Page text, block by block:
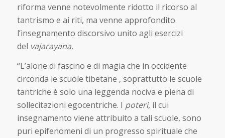
riforma venne notevolmente ridotto il ricorso al
tantrismo e ai riti, ma venne approfondito
l’insegnamento discorsivo unito agli esercizi
del vajarayana.
“L’alone di fascino e di magia che in occidente
circonda le scuole tibetane , soprattutto le scuole
tantriche è solo una leggenda nociva e piena di
sollecitazioni egocentriche. I poteri, il cui
insegnamento viene attribuito a tali scuole, sono
puri epifenomeni di un progresso spirituale che